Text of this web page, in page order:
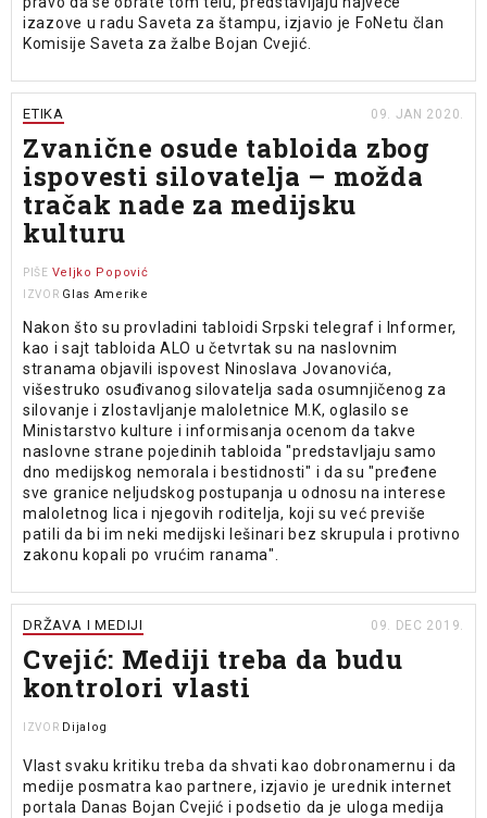
izazove u radu Saveta za štampu, izjavio je FoNetu član
Komisije Saveta za žalbe Bojan Cvejić.
ETIKA 09. JAN 2020.
Zvanične osude tabloida zbog
ispovesti silovatelja – možda
tračak nade za medijsku
kulturu
PIŠE Veljko Popović
IZVOR Glas Amerike
Nakon što su provladini tabloidi Srpski telegraf i Informer,
kao i sajt tabloida ALO u četvrtak su na naslovnim
stranama objavili ispovest Ninoslava Jovanovića,
višestruko osuđivanog silovatelja sada osumnjičenog za
silovanje i zlostavljanje maloletnice M.K, oglasilo se
Ministarstvo kulture i informisanja ocenom da takve
naslovne strane pojedinih tabloida "predstavljaju samo
dno medijskog nemorala i bestidnosti" i da su "pređene
sve granice neljudskog postupanja u odnosu na interese
maloletnog lica i njegovih roditelja, koji su već previše
patili da bi im neki medijski lešinari bez skrupula i protivno
zakonu kopali po vrućim ranama".
DRŽAVA I MEDIJI 09. DEC 2019.
Cvejić: Mediji treba da budu
kontrolori vlasti
IZVOR Dijalog
Vlast svaku kritiku treba da shvati kao dobronamernu i da
medije posmatra kao partnere, izjavio je urednik internet
portala Danas Bojan Cvejić i podsetio da je uloga medija